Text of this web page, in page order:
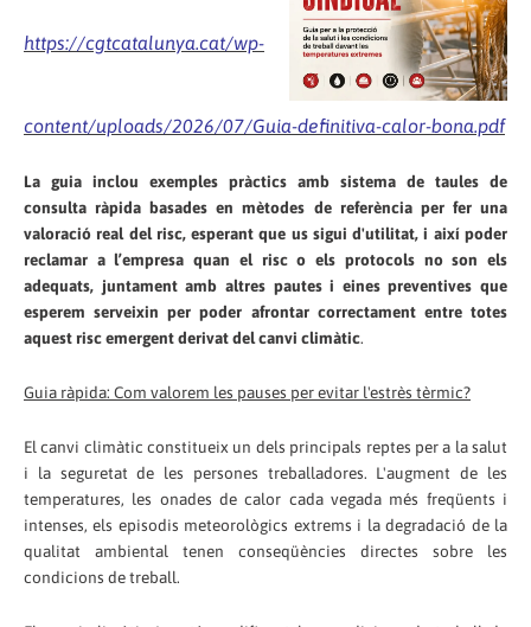
https://cgtcatalunya.cat/wp-
content/uploads/2026/07/Guia-definitiva-calor-bona.pdf
La guia inclou exemples pràctics amb sistema de taules de
consulta ràpida basades en mètodes de referència per fer una
valoració real del risc, esperant que us sigui d'utilitat, i així poder
reclamar a l’empresa quan el risc o els protocols no son els
adequats, juntament amb altres pautes i eines preventives que
esperem serveixin per poder afrontar correctament entre totes
aquest risc emergent derivat del canvi climàtic.
Guia ràpida: Com valorem les pauses per evitar l'estrès tèrmic?
El canvi climàtic constitueix un dels principals reptes per a la salut
i la seguretat de les persones treballadores. L'augment de les
temperatures, les onades de calor cada vegada més freqüents i
intenses, els episodis meteorològics extrems i la degradació de la
qualitat ambiental tenen conseqüències directes sobre les
condicions de treball.